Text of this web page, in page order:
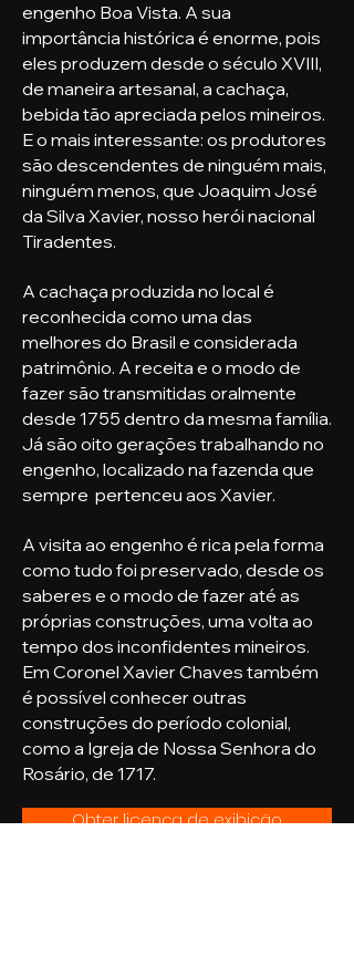
engenho Boa Vista. A sua
importância histórica é enorme, pois
eles produzem desde o século XVIII,
de maneira artesanal, a cachaça,
bebida tão apreciada pelos mineiros.
E o mais interessante: os produtores
são descendentes de ninguém mais,
ninguém menos, que Joaquim José
da Silva Xavier, nosso herói nacional
Tiradentes.
A cachaça produzida no local é
reconhecida como uma das
melhores do Brasil e considerada
patrimônio. A receita e o modo de
fazer são transmitidas oralmente
desde 1755 dentro da mesma família.
Já são oito gerações trabalhando no
engenho, localizado na fazenda que
sempre pertenceu aos Xavier.
A visita ao engenho é rica pela forma
como tudo foi preservado, desde os
saberes e o modo de fazer até as
próprias construções, uma volta ao
tempo dos inconfidentes mineiros.
Em Coronel Xavier Chaves também
é possível conhecer outras
construções do período colonial,
como a Igreja de Nossa Senhora do
Rosário, de 1717.
Obter licença de exibição